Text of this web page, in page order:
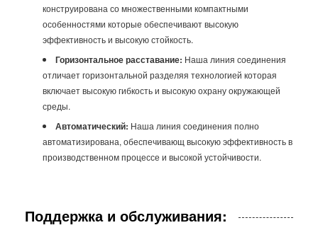
конструирована со множественными компактными
особенностями которые обеспечивают высокую
эффективность и высокую стойкость.
Горизонтальное расставание: Наша линия соединения
отличает горизонтальной разделяя технологией которая
включает высокую гибкость и высокую охрану окружающей
среды.
Автоматический: Наша линия соединения полно
автоматизирована, обеспечивающ высокую эффективность в
производственном процессе и высокой устойчивости.
Поддержка и обслуживания: